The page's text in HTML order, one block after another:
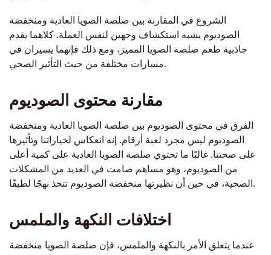
الشروع في المقارنة بين صلصة الصويا العادية ومنخفضة
الصوديوم يشبه استكشاف وجهين لنفس العملة. كلاهما يقدم
جاذبية طعم صلصة الصويا المميز، ومع ذلك فإنهما يسيران في
مسارات مختلفة من حيث التأثير الصحي.
مقارنة محتوى الصوديوم
الفرق في محتوى الصوديوم بين صلصة الصويا العادية ومنخفضة
الصوديوم ليس مجرد لعبة أرقام. إنه انعكاس لخياراتنا وتأثيرها
على صحتنا. غالبًا ما تحتوي صلصة الصويا العادية على كمية أعلى
من الصوديوم، وهو مساهم صامت في العديد من المشكلات
الصحية، في حين أن نظيرتها منخفضة الصوديوم تتخذ نهجًا لطيفًا.
اختلافات النكهة والملمس
عندما يتعلق الأمر بالنكهة والملمس، فإن صلصة الصويا منخفضة